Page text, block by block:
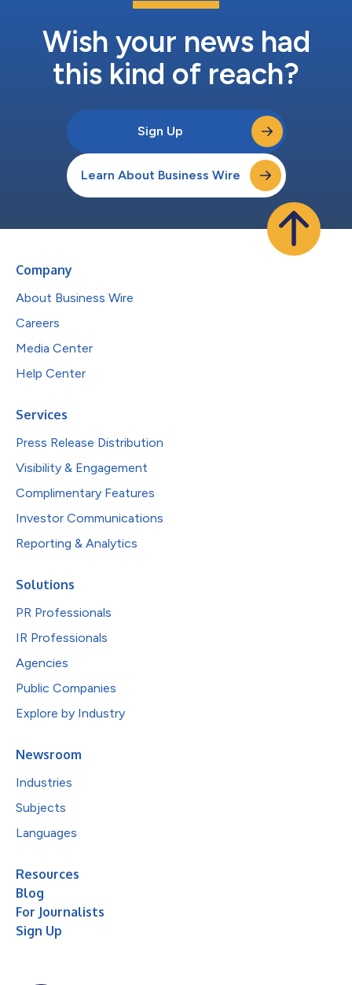
Wish your news had
this kind of reach?
Sign Up
Learn About Business Wire
Company
About Business Wire
Careers
Media Center
Help Center
Services
Press Release Distribution
Visibility & Engagement
Complimentary Features
Investor Communications
Reporting & Analytics
Solutions
PR Professionals
IR Professionals
Agencies
Public Companies
Explore by Industry
Newsroom
Industries
Subjects
Languages
Resources
Blog
For Journalists
Sign Up